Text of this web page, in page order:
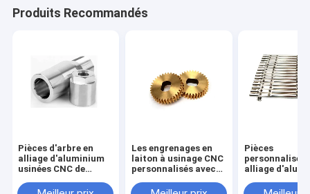
Produits Recommandés
Pièces d'arbre en
alliage d'aluminium
usinées CNC de
Les engrenages en
laiton à usinage CNC
personnalisés avec
0,02 mm
Pièces
alliage
avec une